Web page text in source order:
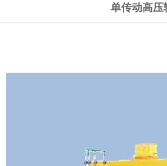
单传动高压